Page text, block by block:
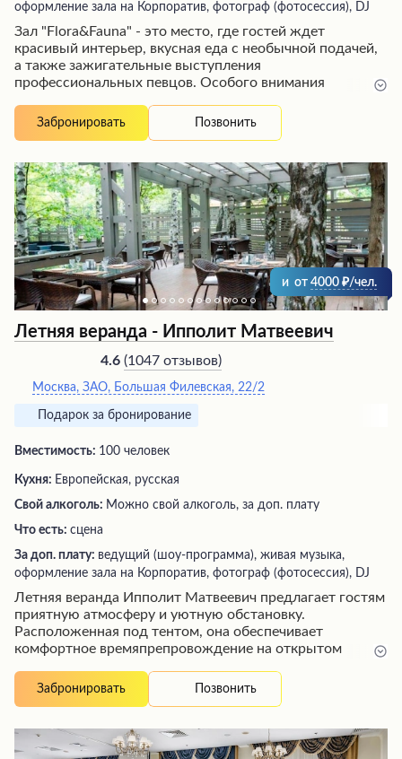
оформление зала на Корпоратив, фотограф (фотосессия), DJ
Зал "Flora&Fauna" - это место, где гостей ждет
красивый интерьер, вкусная еда с необычной подачей,
а также зажигательные выступления
профессиональных певцов. Особого внимания
приятный голос и яркий артистизм заводят публику,
заставляя гостей пуститься в пляс. Вежливый и
праздника, где можно отлично провести время в
комфортной обстановке.
Забронировать Позвонить
и от 4000 /чел.
Летняя веранда - Ипполит Матвеевич
4.6 (1047 отзывов)
Москва, ЗАО, Большая Филевская, 22/2
Подарок за бронирование
Вместимость: 100 человек
Кухня: Европейская, русская
Свой алкоголь: Можно свой алкоголь, за доп. плату
Что есть: сцена
За доп. плату: ведущий (шоу-программа), живая музыка,
оформление зала на Корпоратив, фотограф (фотосессия), DJ
Летняя веранда Ипполит Матвеевич предлагает гостям
приятную атмосферу и уютную обстановку.
Расположенная под тентом, она обеспечивает
комфортное времяпрепровождение на открытом
вежливые официанты создают домашнюю атмосферу,
предлагая сытные блюда с творческими названиями и
быстро и вкусно перекусить после прогулки, а по
выходным даже потанцевать под живую музыку.
Забронировать Позвонить